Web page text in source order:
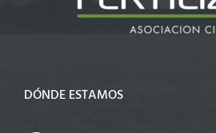
DÓNDE ESTAMOS